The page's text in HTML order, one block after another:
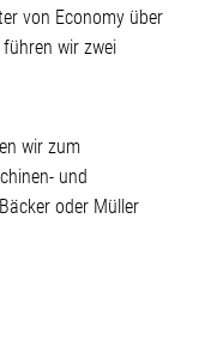
von Economy über
wir zwei
wir zum
und
oder Müller